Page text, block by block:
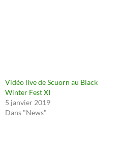
Vidéo live de Scuorn au Black
Winter Fest XI
5 janvier 2019
Dans "News"